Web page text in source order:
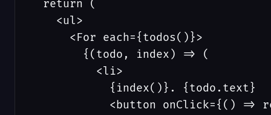
  return (
    <ul>
      <For each={todos()}>
        {(todo, index) => (
          <li>
            {index()}. {todo.text}
<button onClick={() =>